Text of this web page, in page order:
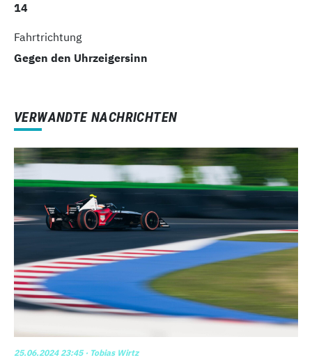
14
Fahrtrichtung
Gegen den Uhrzeigersinn
VERWANDTE NACHRICHTEN
25.06.2024 23:45· Tobias Wirtz